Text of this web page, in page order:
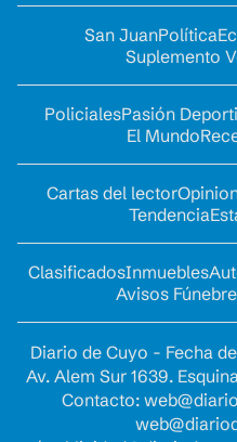
San JuanPolítica
Suplemento
PolicialesPasión
El Mundo
Cartas del lector
Tendencia
ClasificadosInmuebles
Avisos
Diario de Cuyo - Fecha
Av. Alem Sur 1639.
Contacto: